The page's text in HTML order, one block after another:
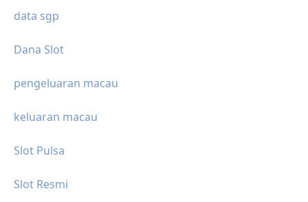
data sgp
Dana Slot
pengeluaran macau
keluaran macau
Slot Pulsa
Slot Resmi